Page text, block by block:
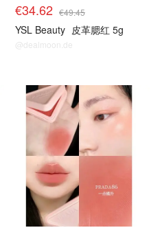
€34.62 €49.45
YSL Beauty 皮革腮红 5g
@dealmoon.de